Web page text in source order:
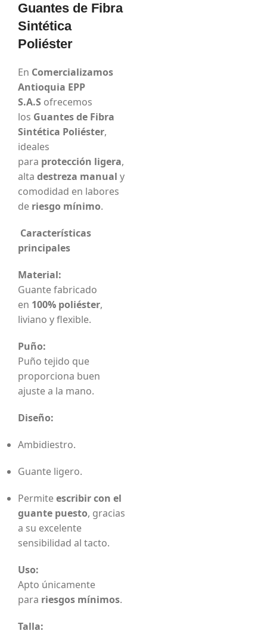
Guantes de Fibra
Sintética
Poliéster
En Comercializamos
Antioquia EPP
S.A.S ofrecemos
los Guantes de Fibra
Sintética Poliéster,
ideales
para protección ligera,
alta destreza manual y
comodidad en labores
de riesgo mínimo.
Características
principales
Material:
Guante fabricado
en 100% poliéster,
liviano y flexible.
Puño:
Puño tejido que
proporciona buen
ajuste a la mano.
Diseño:
Ambidiestro.
Guante ligero.
Permiteescribir con el
guante puesto, gracias
a su excelente
sensibilidad al tacto.
Uso:
Apto únicamente
para riesgos mínimos.
Talla: